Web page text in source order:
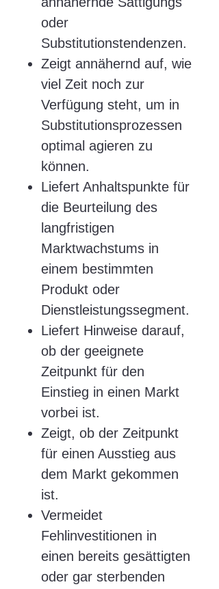
oder
Substitutionstendenzen.
Zeigt annähernd auf, wie
viel Zeit noch zur
Verfügung steht, um in
Substitutionsprozessen
optimal agieren zu
können.
Liefert Anhaltspunkte für
die Beurteilung des
langfristigen
Marktwachstums in
einem bestimmten
Produkt oder
Dienstleistungssegment.
Liefert Hinweise darauf,
ob der geeignete
Zeitpunkt für den
Einstieg in einen Markt
vorbei ist.
Zeigt, ob der Zeitpunkt
für einen Ausstieg aus
dem Markt gekommen
ist.
Vermeidet
Fehlinvestitionen in
einen bereits gesättigten
oder gar sterbenden